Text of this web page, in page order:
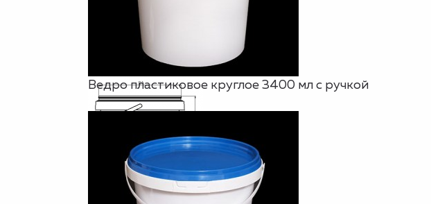
Ведро пластиковое круглое 3400 мл с ручкой